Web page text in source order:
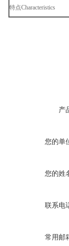
特点Characteristics
产
您的单
您的姓
联系电
常用邮